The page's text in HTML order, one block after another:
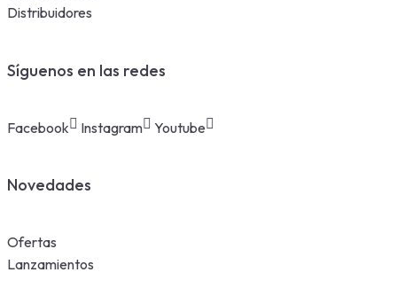
Distribuidores
Síguenos en las redes
Facebook Instagram Youtube
Novedades
Ofertas
Lanzamientos